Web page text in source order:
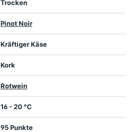
Trocken
Pinot Noir
Kräftiger Käse
Kork
Rotwein
16 - 20 °C
95 Punkte